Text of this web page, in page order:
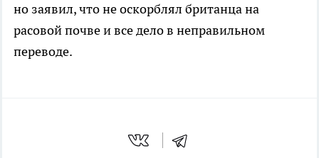
но заявил, что не оскорблял британца на
расовой почве и все дело в неправильном
переводе.